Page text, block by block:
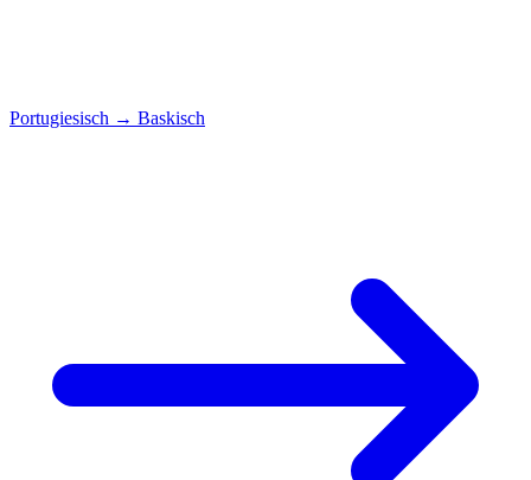
Portugiesisch → Baskisch